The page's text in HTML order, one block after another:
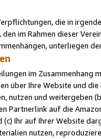
die in
im Rahmen dieser
unterliegen
im Zusammenhang
über Ihre Website und
nutzen und weitergeben
Partnerlink auf die
(c) Ihr auf Ihrer Website
nutzen,